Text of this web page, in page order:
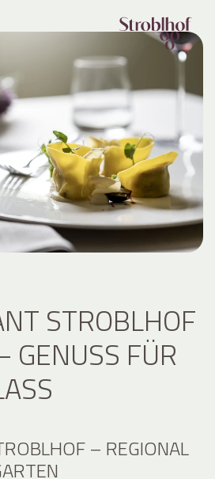
STROBLHOF
GENUSS FÜR
– REGIONAL